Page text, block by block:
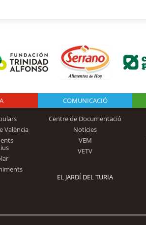
Fundación
Alfonso
València
COMUNICACIÓ
Centre de Documentació
Notícies
VEM
VETV
EL JARDÍ DEL TURIA